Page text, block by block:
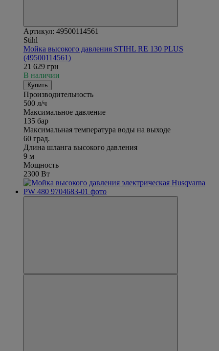
Артикул: 49500114561
Stihl
Мойка высокого давления STIHL RE 130 PLUS
(49500114561)
21 629 грн
В наличии
Купить
Производительность
500 л/ч
Максимальное давление
135 бар
Максимальная температура воды на выходе
60 град.
Длина шланга высокого давления
9 м
Мощность
2300 Вт